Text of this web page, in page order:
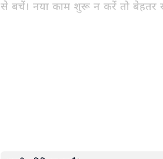
से बचें। नया काम शुरू न करें तो बेहतर